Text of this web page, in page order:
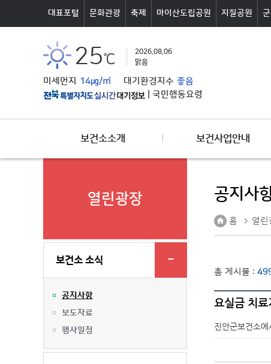
대표포털 문화관광 축제 마이산도립공원 지질공원
25℃
2026.08.06
맑음
미세먼지 14㎍/㎥ 대기환경지수 좋음
국민행동요령
보건소소개 보건사업안내
열린광장
보건소 소식
공지사항
보도자료
행사일정
공지사
홈 열린
총 게시물 :
요실금 치료
진안군보건소